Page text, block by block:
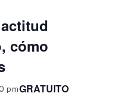
cómo
pmGRATUITO